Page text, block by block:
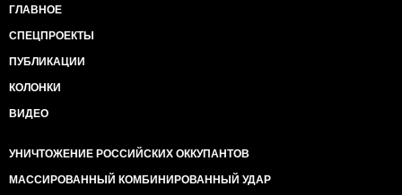
ГЛАВНОЕ
СПЕЦПРОЕКТЫ
ПУБЛИКАЦИИ
КОЛОНКИ
ВИДЕО
УНИЧТОЖЕНИЕ РОССИЙСКИХ ОККУПАНТОВ
МАССИРОВАННЫЙ КОМБИНИРОВАННЫЙ УДАР